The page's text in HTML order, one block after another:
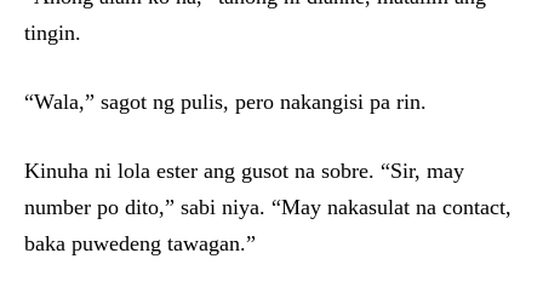
tingin.
“Wala,” sagot ng pulis, pero nakangisi pa rin.
Kinuha ni lola ester ang gusot na sobre. “Sir, may
number po dito,” sabi niya. “May nakasulat na contact,
baka puwedeng tawagan.”